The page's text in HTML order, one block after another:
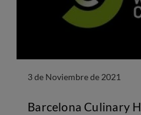
3 de Noviembre de 2021
Barcelona Culinary